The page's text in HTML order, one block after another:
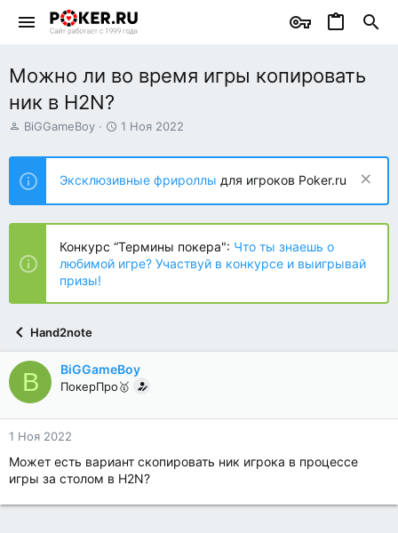
Можно ли во время игры копировать
ник в H2N?
А
т
о
р
т
е
ы
BiGGameBoy
Д
т
н
а
ч
л
а
1 Ноя 2022
Эксклюзивные фрироллы для игроков Poker.ru
Конкурс “Термины покера": Что ты знаешь о
любимой игре? Участвуй в конкурсе и выигрывай
призы!
Hand2note
B BiGGameBoy
ПокерПро🥇
1 Ноя 2022
Может есть вариант скопировать ник игрока в процессе
игры за столом в H2N?